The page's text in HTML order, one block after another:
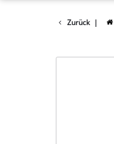
Zurück |